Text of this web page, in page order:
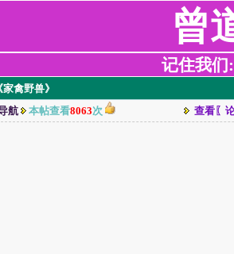
曾
记住我们
禽野兽》
航 本帖查看8063次 查看〖